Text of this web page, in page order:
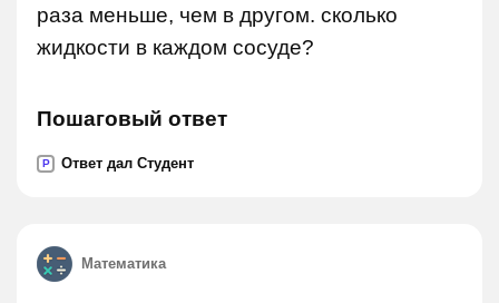
раза меньше, чем в другом. сколько
жидкости в каждом сосуде?
Пошаговый ответ
P Ответ дал Студент
Математика